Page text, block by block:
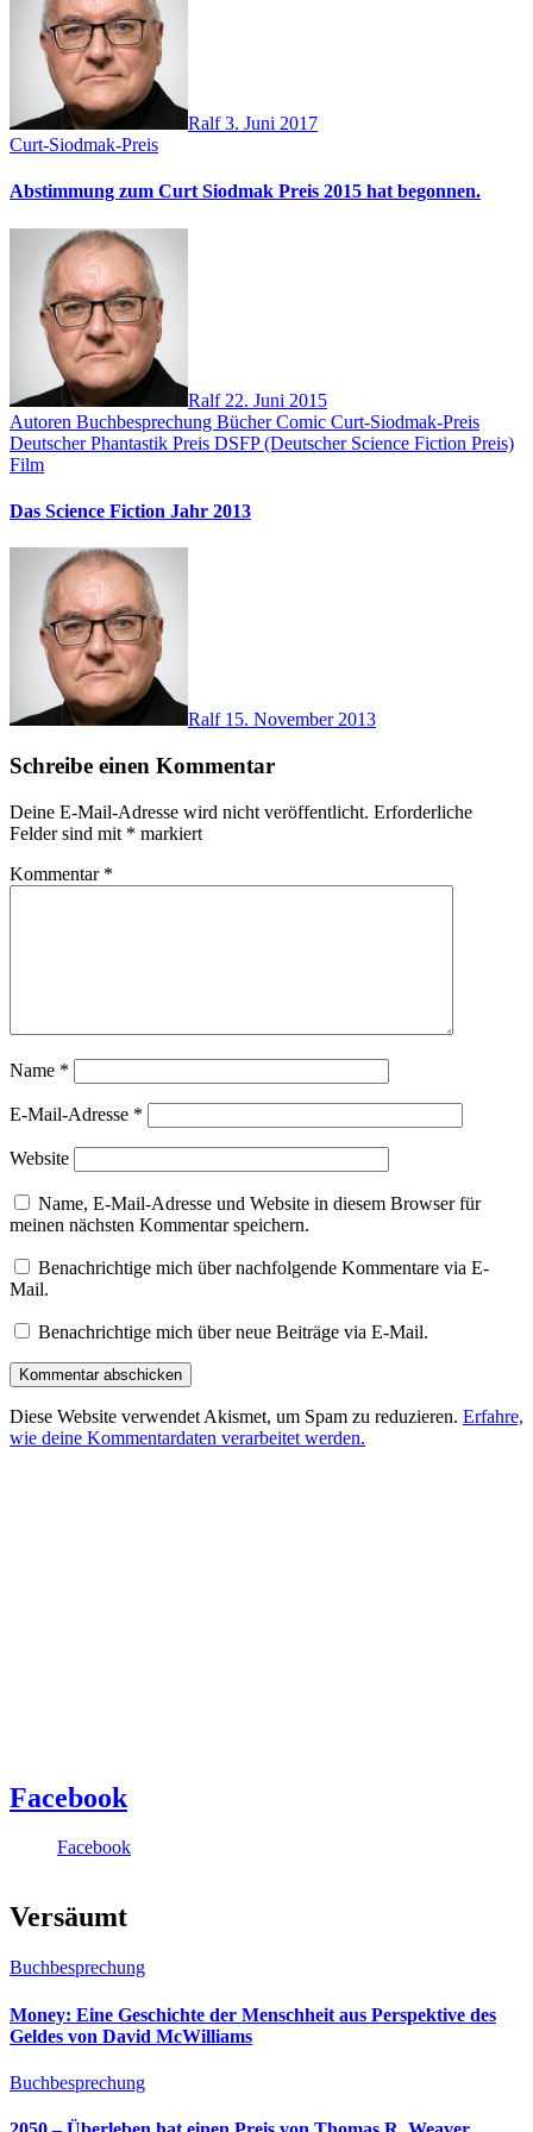
Ralf3. Juni 2017
Curt-Siodmak-Preis
Abstimmung zum Curt Siodmak Preis 2015 hat begonnen.
Ralf 22. Juni 2015
Autoren Buchbesprechung BücherComic Curt-Siodmak-Preis
Deutscher Phantastik Preis DSFP (Deutscher Science Fiction Preis)
Film
Das Science Fiction Jahr 2013
Ralf 15. November 2013
Schreibe einen Kommentar
Deine E-Mail-Adresse wird nicht veröffentlicht. Erforderliche
Felder sind mit * markiert
Kommentar *
Name *
E-Mail-Adresse *
Website
Name, E-Mail-Adresse und Website in diesem Browser für
meinen nächsten Kommentar speichern.
Benachrichtige mich über nachfolgende Kommentare via E-
Mail.
Benachrichtige mich über neue Beiträge via E-Mail.
Diese Website verwendet Akismet, um Spam zu reduzieren. Erfahre,
wie deine Kommentardaten verarbeitet werden.
Facebook
Facebook
Versäumt
Buchbesprechung
Money: Eine Geschichte der Menschheit aus Perspektive des
Geldes von David McWilliams
Buchbesprechung